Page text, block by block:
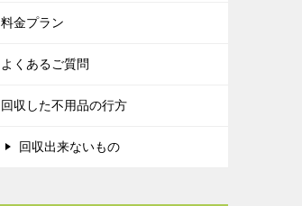
料金プラン
よくあるご質問
回収した不用品の行方
回収出来ないもの